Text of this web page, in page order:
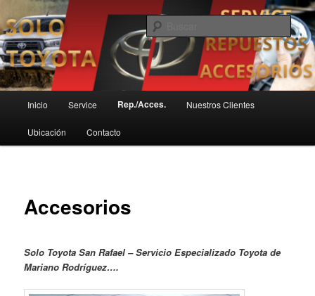
al
contenido
principalSoloToyota
Servicio Técnico Toyota en San Rafael
principal
Inicio Service Rep./Acces. Nuestros Clientes
Ubicación Contacto
Accesorios
Solo Toyota San Rafael – Servicio Especializado Toyota de
Mariano Rodríguez….